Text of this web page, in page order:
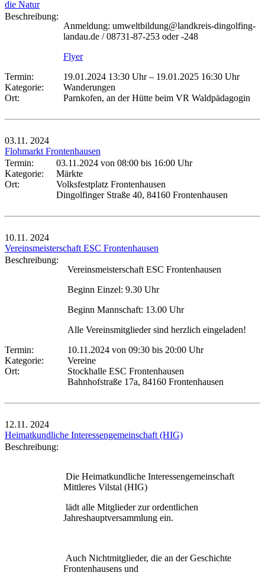
die Natur
Beschreibung:
Anmeldung: umweltbildung@landkreis-dingolfing-
landau.de / 08731-87-253 oder -248
Flyer
Termin:
19.01.2024 13:30 Uhr– 19.01.2025 16:30 Uhr
Kategorie:
Wanderungen
Ort:
Parnkofen, an der Hütte beim VR Waldpädagogin
03.11. 2024
Flohmarkt Frontenhausen
Termin:
03.11.2024 von 08:00 bis 16:00 Uhr
Kategorie:
Märkte
Ort:
Volksfestplatz Frontenhausen
Dingolfinger Straße 40, 84160 Frontenhausen
10.11. 2024
Vereinsmeisterschaft ESC Frontenhausen
Beschreibung:
Vereinsmeisterschaft ESC Frontenhausen
Beginn Einzel: 9.30 Uhr
Beginn Mannschaft: 13.00 Uhr
Alle Vereinsmitglieder sind herzlich eingeladen!
Termin:
10.11.2024 von 09:30 bis 20:00 Uhr
Kategorie:
Vereine
Ort:
Stockhalle ESC Frontenhausen
Bahnhofstraße 17a, 84160 Frontenhausen
12.11. 2024
Heimatkundliche Interessengemeinschaft (HIG)
Beschreibung:
Die Heimatkundliche Interessengemeinschaft
Mittleres Vilstal (HIG)
lädt alle Mitglieder zur ordentlichen
Jahreshauptversammlung ein.
Auch Nichtmitglieder, die an der Geschichte
Frontenhausens und